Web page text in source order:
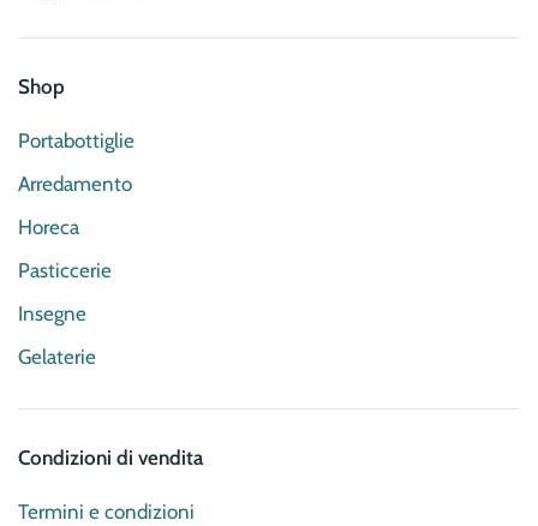
Shop
Portabottiglie
Arredamento
Horeca
Pasticcerie
Insegne
Gelaterie
Condizioni di vendita
Termini e condizioni